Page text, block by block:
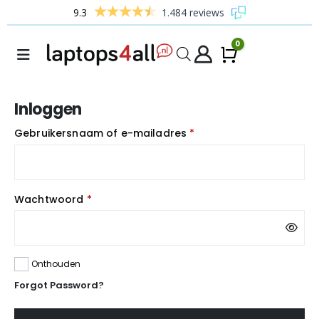
9.3 1.484 reviews
0
Inloggen
Gebruikersnaam of e-mailadres *
Wachtwoord *Verplicht
Onthouden
Forgot Password?